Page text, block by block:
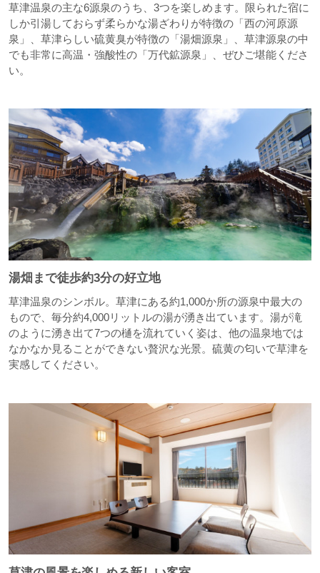
草津温泉の主な6源泉のうち、3つを楽しめます。限られた宿に
しか引湯しておらず柔らかな湯ざわりが特徴の「西の河原源
泉」、草津らしい硫黄臭が特徴の「湯畑源泉」、草津源泉の中
でも非常に高温・強酸性の「万代鉱源泉」、ぜひご堪能くださ
い。
湯畑まで徒歩約3分の好立地
草津温泉のシンボル。草津にある約1,000か所の源泉中最大の
もので、毎分約4,000リットルの湯が湧き出ています。湯が滝
のように湧き出て7つの樋を流れていく姿は、他の温泉地では
なかなか見ることができない贅沢な光景。硫黄の匂いで草津を
実感してください。